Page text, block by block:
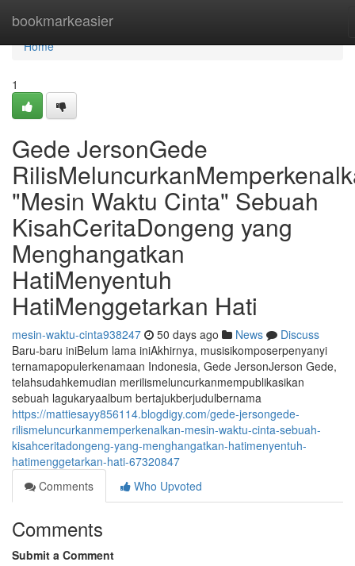
bookmarkeasier
Home
Home
1
Gede JersonGede
"Mesin Waktu Cinta" Sebuah
KisahCeritaDongeng yang
Menghangatkan
HatiMenyentuh
HatiMenggetarkan Hati
mesin-waktu-cinta938247 50 days ago News
Discuss
Baru-baru iniBelum lama iniAkhirnya, musisikomposerpenyanyi
ternamapopulerkenamaan Indonesia, Gede JersonJerson Gede,
telahsudahkemudian merilismeluncurkanmempublikasikan
sebuah lagukaryaalbum bertajukberjudulbernama
https://mattiesayy856114.blogdigy.com/gede-jersongede-
rilismeluncurkanmemperkenalkan-mesin-waktu-cinta-sebuah-
kisahceritadongeng-yang-menghangatkan-hatimenyentuh-
hatimenggetarkan-hati-67320847
Comments
Who Upvoted
Comments
Submit a Comment